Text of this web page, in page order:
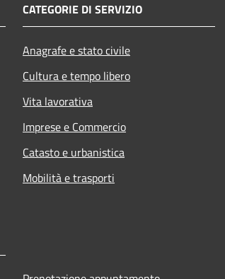
CATEGORIE DI SERVIZIO
Anagrafe e stato civile
Cultura e tempo libero
Vita lavorativa
Imprese e Commercio
Catasto e urbanistica
Mobilità e trasporti